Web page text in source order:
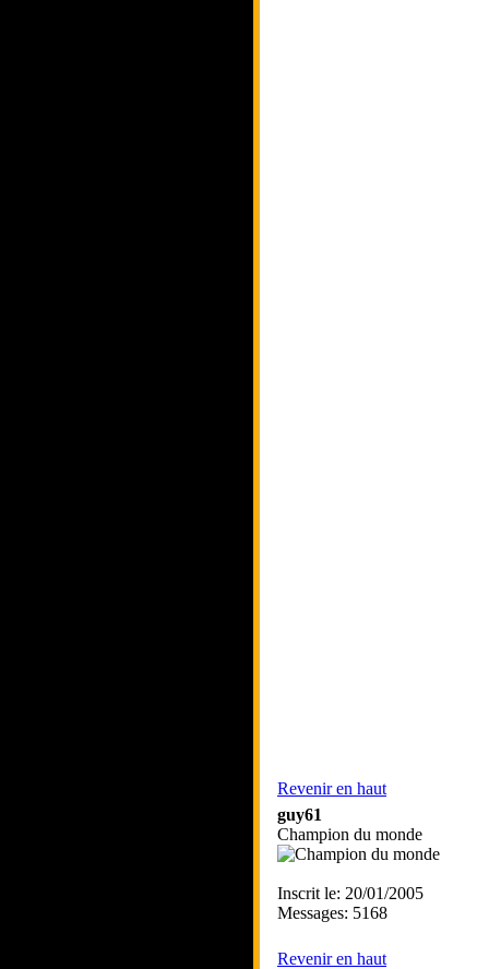
Revenir en haut
guy61
Champion du monde
Inscrit le: 20/01/2005
Messages: 5168
Revenir en haut